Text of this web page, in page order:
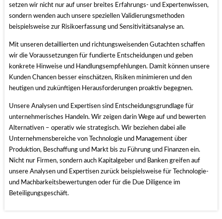
setzen wir nicht nur auf unser breites Erfahrungs- und Expertenwissen,
sondern wenden auch unsere speziellen Validierungsmethoden
beispielsweise zur Risikoerfassung und Sensitivitätsanalyse an.
Mit unseren detaillierten und richtungsweisenden Gutachten schaffen
wir die Voraussetzungen für fundierte Entscheidungen und geben
konkrete Hinweise und Handlungsempfehlungen. Damit können unsere
Kunden Chancen besser einschätzen, Risiken minimieren und den
heutigen und zukünftigen Herausforderungen proaktiv begegnen.
Unsere Analysen und Expertisen sind Entscheidungsgrundlage für
unternehmerisches Handeln. Wir zeigen darin Wege auf und bewerten
Alternativen – operativ wie strategisch. Wir beziehen dabei alle
Unternehmensbereiche von Technologie und Management über
Produktion, Beschaffung und Markt bis zu Führung und Finanzen ein.
Nicht nur Firmen, sondern auch Kapitalgeber und Banken greifen auf
unsere Analysen und Expertisen zurück beispielsweise für Technologie-
und Machbarkeitsbewertungen oder für die Due Diligence im
Beteiligungsgeschäft.